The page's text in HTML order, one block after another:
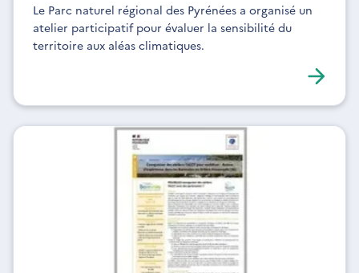
Le Parc naturel régional des Pyrénées a organisé un
atelier participatif pour évaluer la sensibilité du
territoire aux aléas climatiques.